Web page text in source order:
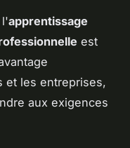
l'apprentissage
est
et les entreprises,
aux exigences